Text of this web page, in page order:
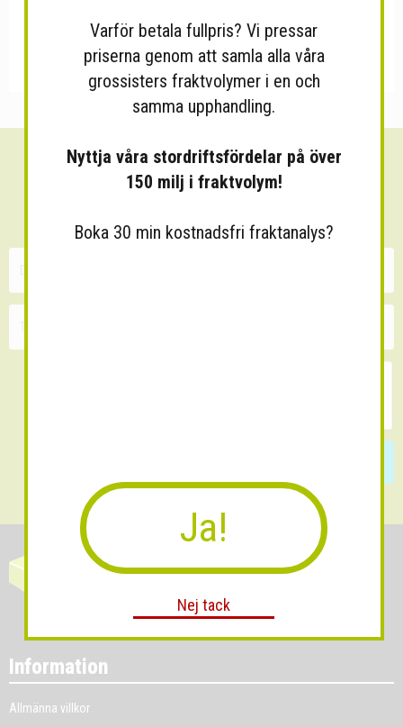
Sänk dina fraktkostnader!
Information
Allmänna villkor
Varför betala fullpris? Vi pressar
priserna genom att samla alla våra
grossisters fraktvolymer i en och
samma upphandling.
Nyttja våra stordriftsfördelar på över
150 milj i fraktvolym!
Boka 30 min kostnadsfri fraktanalys?
Ja!
Nej tack